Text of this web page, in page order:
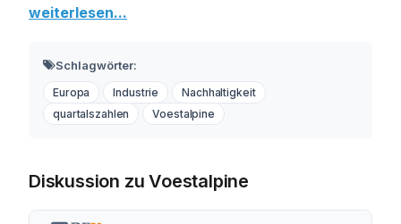
weiterlesen...
Schlagwörter:
Europa Industrie
Nachhaltigkeit
quartalszahlen
Voestalpine
Diskussion zu Voestalpine